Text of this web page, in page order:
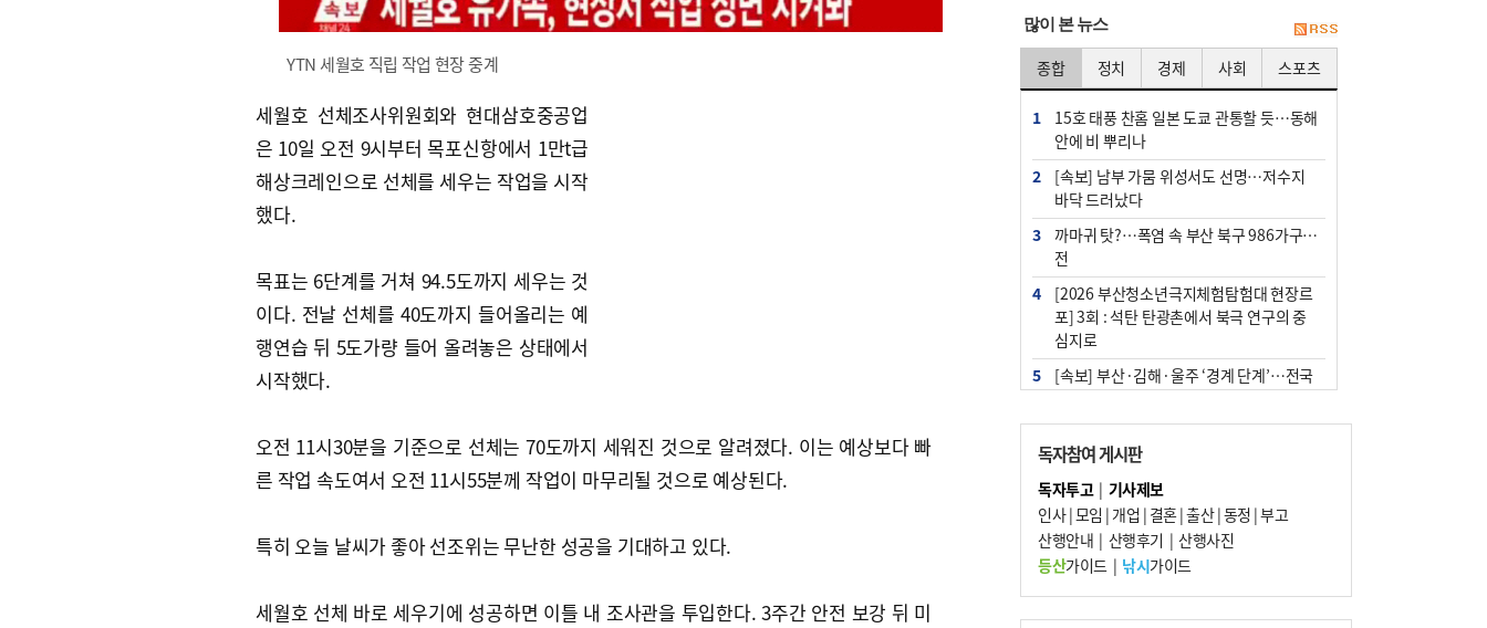
YTN 세월호 직립 작업 현장 중계
세월호 선체조사위원회와 현대삼호중공업
은 10일 오전 9시부터 목포신항에서 1만t급
해상크레인으로 선체를 세우는 작업을 시작
했다.
목표는 6단계를 거쳐 94.5도까지 세우는 것
이다. 전날 선체를 40도까지 들어올리는 예
행연습 뒤 5도가량 들어 올려놓은 상태에서
시작했다.
오전 11시30분을 기준으로 선체는 70도까지 세워진 것으로 알려졌다. 이는 예상보다 빠
른 작업 속도여서 오전 11시55분께 작업이 마무리될 것으로 예상된다.
특히 오늘 날씨가 좋아 선조위는 무난한 성공을 기대하고 있다.
세월호 선체 바로 세우기에 성공하면 이틀 내 조사관을 투입한다. 3주간 안전 보강 뒤 미
部)’에 생기는 악성 종양이다. 간동맥
문맥 림프절 담
많이 본 뉴스
종합 정치 경제 사회 스포츠
1
15호 태풍 찬홈 일본 도쿄 관통할 듯…동해
안에 비 뿌리나
2
[속보] 남부 가뭄 위성서도 선명…저수지
바닥 드러났다
3
까마귀 탓?…폭염 속 부산 북구 986가구 정
전
4
[2026 부산청소년극지체험탐험대 현장르
포] 3회 : 석탄 탄광촌에서 북극 연구의 중
심지로
5
[속보] 부산·김해·울주 ‘경계 단계’…전국
중징계
7
부산·울산·경남 폭염 속 소나기·비…무더
위는 지속
8
이임생, 홍명보 선임 독단적 결정 아냐…면
담 메모 제출
독자참여 게시판
독자투고| 기사제보
인사|모임 | 개업 | 결혼|출산|동정 |부고
산행안내 | 산행후기 | 산행사진
등산가이드| 낚시가이드